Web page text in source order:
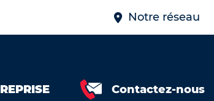
Notre réseau
REPRISE
Contactez-nous